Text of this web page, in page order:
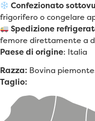
Confezionato
frigorifero o congelare
Spedizione
femore direttamente a
Paese di origine: Italia
Razza: Bovina
Taglio: